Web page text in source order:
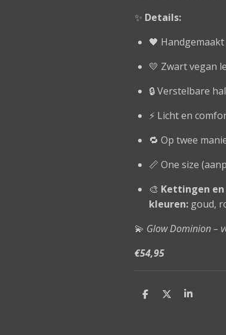
✨ Details:
🖤
💛 Zwart vegan
🔒 Verstelbare
⚡ Licht en
🔁 Op twee
📏 One size
🎨 Kettingen
kleuren: goud,
💫 Glow Dominion –
€54,95
D
D
S